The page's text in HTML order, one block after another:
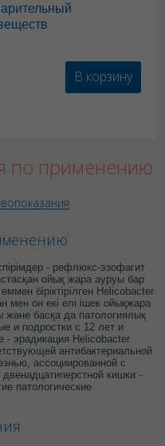
В корзину
по применению
- рефлюкс-эзофагит
ойық жара ауруы бар
біріктірілген Helicobacter
мен он екі елі ішек ойықжара
басқа да патологиялық
и подростки с 12 лет и
эрадикация Helicobacter
антибактериальной
ассоциированной с
кишки -
патологические